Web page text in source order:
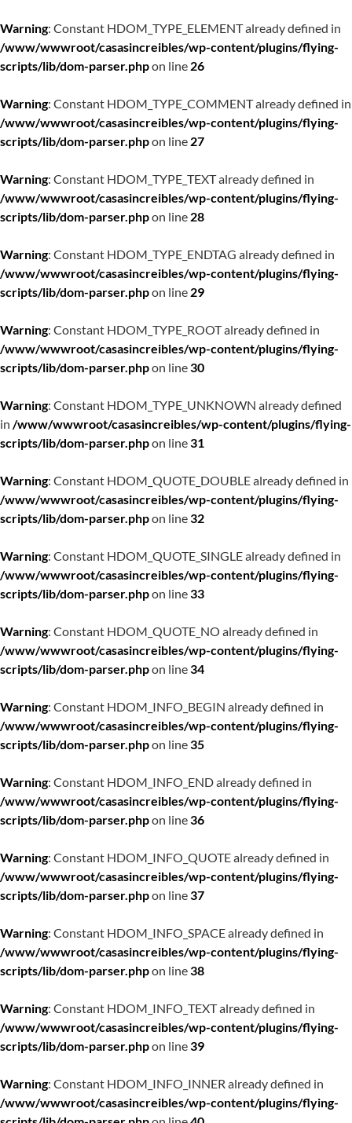
Warning: Constant HDOM_TYPE_ELEMENT already defined in
/www/wwwroot/casasincreibles/wp-content/plugins/flying-
scripts/lib/dom-parser.phpon line 26
Warning: Constant HDOM_TYPE_COMMENT already defined in
/www/wwwroot/casasincreibles/wp-content/plugins/flying-
scripts/lib/dom-parser.phpon line 27
Warning: Constant HDOM_TYPE_TEXT already defined in
/www/wwwroot/casasincreibles/wp-content/plugins/flying-
scripts/lib/dom-parser.phpon line 28
Warning: Constant HDOM_TYPE_ENDTAG already defined in
/www/wwwroot/casasincreibles/wp-content/plugins/flying-
scripts/lib/dom-parser.phpon line 29
Warning: Constant HDOM_TYPE_ROOT already defined in
/www/wwwroot/casasincreibles/wp-content/plugins/flying-
scripts/lib/dom-parser.phpon line30
Warning: Constant HDOM_TYPE_UNKNOWN already defined
in /www/wwwroot/casasincreibles/wp-content/plugins/flying-
scripts/lib/dom-parser.phpon line31
Warning: Constant HDOM_QUOTE_DOUBLE already defined in
/www/wwwroot/casasincreibles/wp-content/plugins/flying-
scripts/lib/dom-parser.phpon line32
Warning: Constant HDOM_QUOTE_SINGLE already defined in
/www/wwwroot/casasincreibles/wp-content/plugins/flying-
scripts/lib/dom-parser.phpon line33
Warning: Constant HDOM_QUOTE_NO already defined in
/www/wwwroot/casasincreibles/wp-content/plugins/flying-
scripts/lib/dom-parser.phpon line34
Warning: Constant HDOM_INFO_BEGIN already defined in
/www/wwwroot/casasincreibles/wp-content/plugins/flying-
scripts/lib/dom-parser.phpon line35
Warning: Constant HDOM_INFO_END already defined in
/www/wwwroot/casasincreibles/wp-content/plugins/flying-
scripts/lib/dom-parser.phpon line36
Warning: Constant HDOM_INFO_QUOTE already defined in
/www/wwwroot/casasincreibles/wp-content/plugins/flying-
scripts/lib/dom-parser.phpon line37
Warning: Constant HDOM_INFO_SPACE already defined in
/www/wwwroot/casasincreibles/wp-content/plugins/flying-
scripts/lib/dom-parser.phpon line38
Warning: Constant HDOM_INFO_TEXT already defined in
/www/wwwroot/casasincreibles/wp-content/plugins/flying-
scripts/lib/dom-parser.phpon line39
Warning: Constant HDOM_INFO_INNER already defined in
/www/wwwroot/casasincreibles/wp-content/plugins/flying-